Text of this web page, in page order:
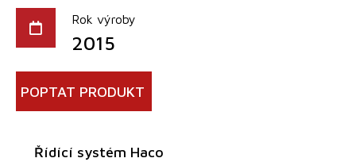
Rok výroby
2015
POPTAT PRODUKT
Řídící systém Haco